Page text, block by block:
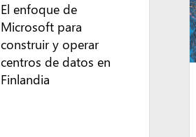
El enfoque de
Microsoft para
construir y operar
centros de datos en
Finlandia